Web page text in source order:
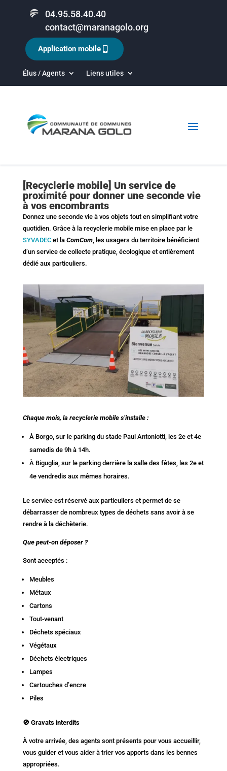
04.95.58.40.40
contact@maranagolo.org
Élus / Agents Liens utiles
Application mobile
[Recyclerie mobile] Un service de
proximité pour donner une seconde vie
à vos encombrants
Donnez une seconde vie à vos objets tout en simplifiant votre
quotidien. Grâce à la recyclerie mobile mise en place par le
SYVADECet la ComCom, les usagers du territoire bénéficient
d’un service de collecte pratique, écologique et entièrement
dédié aux particuliers.
Chaque mois, la recyclerie mobile s’installe :
À Borgo, sur le parking du stade Paul Antoniotti, les 2e et 4e
samedis de 9h à 14h.
À Biguglia, sur le parking derrière la salle des fêtes, les 2e et
4e vendredis aux mêmes horaires.
Le service est réservé aux particuliers et permet de se
débarrasser de nombreux types de déchets sans avoir à se
rendre à la déchèterie.
Que peut-on déposer ?
Sont acceptés :
Meubles
Métaux
Cartons
Tout-venant
Déchets spéciaux
Végétaux
Déchets électriques
Lampes
Cartouches d’encre
Piles
🚫 Gravats interdits
À votre arrivée, des agents sont présents pour vous accueillir,
vous guider et vous aider à trier vos apports dans les bennes
appropriées.